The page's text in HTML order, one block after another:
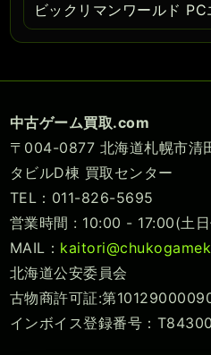
ビックリマンワールド
中古ゲーム買取.com
〒004-0877 北海道札幌市清
タビルD棟 買取センター
TEL：011-826-5695
営業時間 : 10:00 - 17:00(土日
MAIL：
北海道公安委員会
古物商許可証:第
インボイス登録番号：